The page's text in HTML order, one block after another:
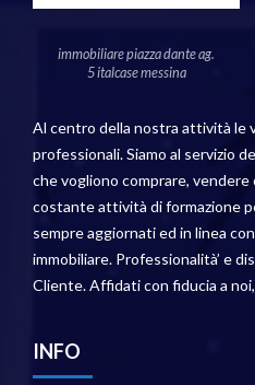
immobiliare piazza dante ag.
5 italcase messina
Al centro della nostra attività le
professionali. Siamo al servizio
che vogliono comprare, vendere
costante attività di formazione
sempre aggiornati ed in linea
immobiliare. Professionalità’ e
Cliente. Affidati con fiducia a
INFO